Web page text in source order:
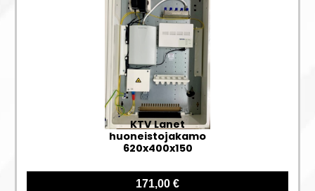
KTV Lanet
huoneistojakamo
620x400x150
171,00 €